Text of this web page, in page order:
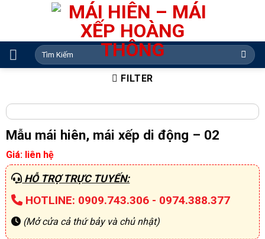
Search
for:
FILTER
Mẫu mái hiên, mái xếp di động – 02
Giá: liên hệ
HỖ TRỢ TRỰC TUYẾN:
HOTLINE: 0909.743.306 - 0974.388.377
(Mở cửa cả thứ bảy và chủ nhật)